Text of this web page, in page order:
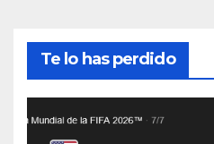
Te lo has perdido